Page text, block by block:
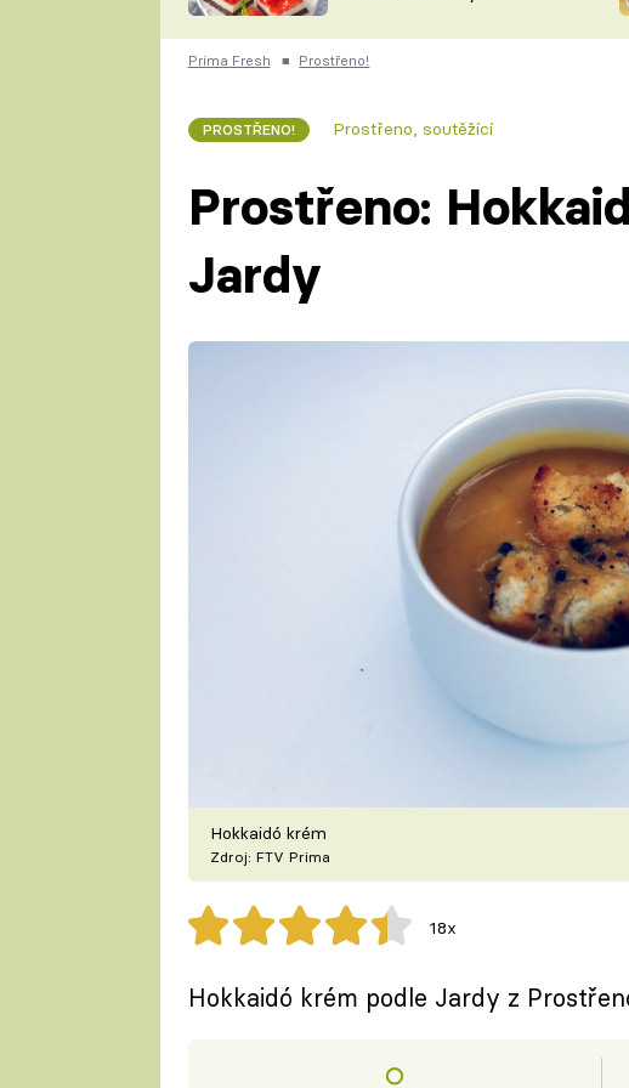
ČESKO NA TALÍŘI
KUCHAŘKA
Prima Fresh ■ Prostřeno!
PROSTŘENO! Prostřeno, soutěžící
Prostřeno:
Jardy
Hokkaidó krém
Zdroj: FTV Prima
18x
Hokkaidó krém podle Jardy z